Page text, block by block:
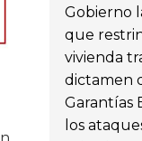
Gobierno
que
vivienda
dictamen
Garantías
los